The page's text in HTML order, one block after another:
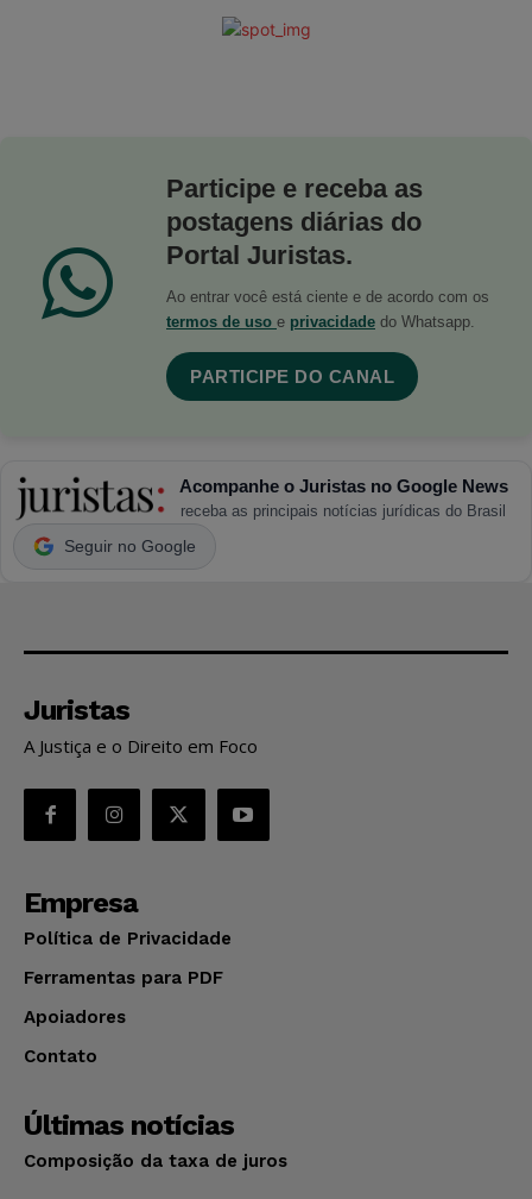
Participe e receba as
postagens diárias do
Portal Juristas.
Ao entrar você está ciente e de acordo com os
termos de uso e privacidade do Whatsapp.
PARTICIPE DO CANAL
Acompanhe o Juristas no Google News
receba as principais notícias jurídicas do Brasil
Seguir no Google
Juristas
A Justiça e o Direito em Foco
Empresa
Política de Privacidade
Ferramentas para PDF
Apoiadores
Contato
Últimas notícias
Composição da taxa de juros